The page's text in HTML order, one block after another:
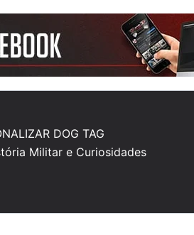
DOG TAG
Militar e Curiosidades